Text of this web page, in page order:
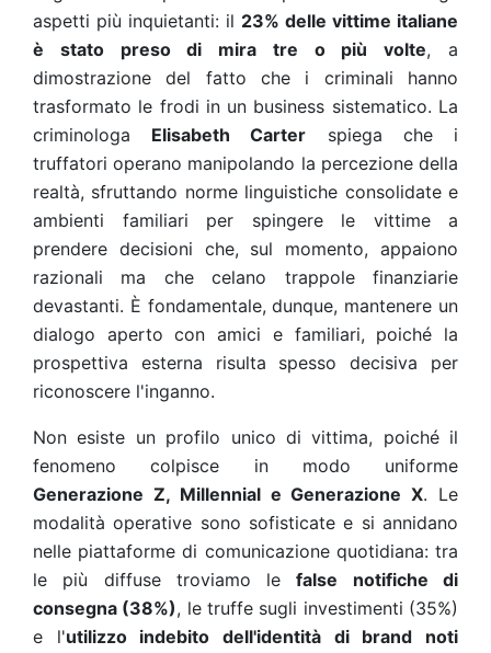
aspetti più inquietanti: il 23% delle vittime italiane
è stato preso di mira tre o più volte, a
dimostrazione del fatto che i criminali hanno
trasformato le frodi in un business sistematico. La
criminologa Elisabeth Carter spiega che i
truffatori operano manipolando la percezione della
realtà, sfruttando norme linguistiche consolidate e
ambienti familiari per spingere le vittime a
prendere decisioni che, sul momento, appaiono
razionali ma che celano trappole finanziarie
devastanti. È fondamentale, dunque, mantenere un
dialogo aperto con amici e familiari, poiché la
prospettiva esterna risulta spesso decisiva per
riconoscere l'inganno.
Non esiste un profilo unico di vittima, poiché il
fenomeno colpisce in modo uniforme
Generazione Z, Millennial e Generazione X. Le
modalità operative sono sofisticate e si annidano
nelle piattaforme di comunicazione quotidiana: tra
le più diffuse troviamo lefalse notifiche di
consegna (38%), le truffe sugli investimenti (35%)
e l'utilizzo indebito dell'identità di brand noti